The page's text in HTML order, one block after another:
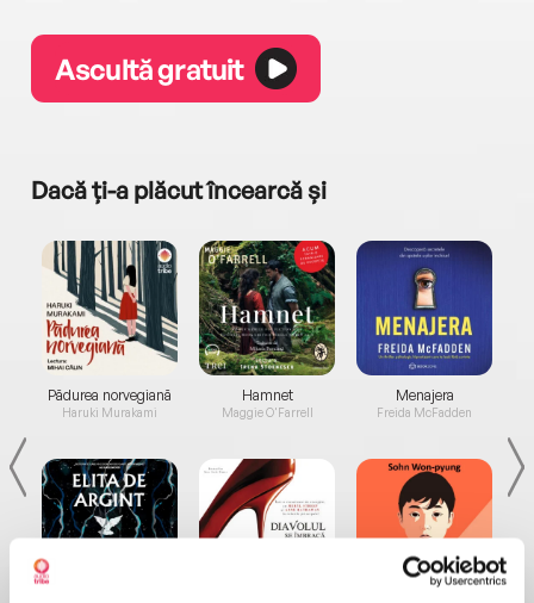
Ascultă gratuit
Dacă ți-a plăcut încearcă și
Pădurea norvegiană
Haruki Murakami
Hamnet
Maggie O'Farrell
Menajera
Freida McFadden